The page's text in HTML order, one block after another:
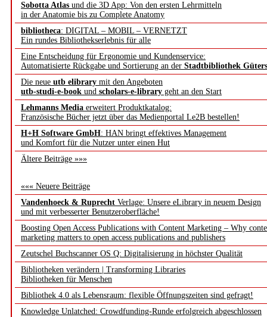
Sobotta Atlas und die 3D App: Von den ersten Lehrmitteln
in der Anatomie bis zu Complete Anatomy
bibliotheca: DIGITAL – MOBIL – VERNETZT
Ein rundes Bibliothekserlebnis für alle
Eine Entscheidung für Ergonomie und Kundenservice:
Automatisierte Rückgabe und Sortierung an der Stadtbibliothek
Die neue utb elibrary mit den Angeboten
utb-studi-e-book und scholars-e-library geht an den Start
Lehmanns Media erweitert Produktkatalog:
Französische Bücher jetzt über das Medienportal Le2B bestellen!
H+H Software GmbH: HAN bringt effektives Management
und Komfort für die Nutzer unter einen Hut
Ältere Beiträge »»»
««« Neuere Beiträge
Vandenhoeck & Ruprecht Verlage: Unsere eLibrary in neuem Design
und mit verbesserter Benutzeroberfläche!
Boosting Open Access Publications with Content Marketing – Why
marketing matters to open access publications and publishers
Zeutschel Buchscanner OS Q: Digitalisierung in höchster Qualität
Bibliotheken verändern | Transforming Libraries
Bibliotheken für Menschen
Bibliothek 4.0 als Lebensraum: flexible Öffnungszeiten sind gefragt!
Knowledge Unlatched: Crowdfunding-Runde erfolgreich abgeschlossen